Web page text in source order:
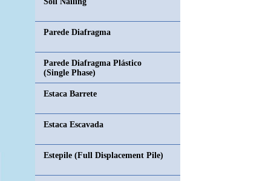
Parede Diafragma
Parede Diafragma Plástico
(Single Phase)
Estaca Barrete
Estaca Escavada
Estepile (Full Displacement Pile)